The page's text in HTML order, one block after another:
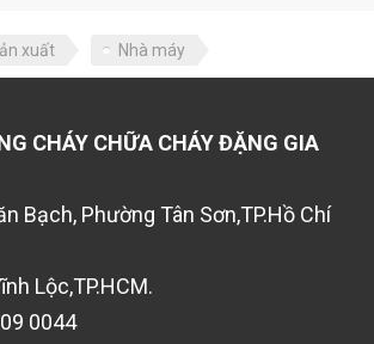
xuất Nhà máy
CHÁY CHỮA CHÁY ĐẶNG GIA
Bạch, Phường Tân Sơn,TP.Hồ Chí
Lộc,TP.HCM.
0044